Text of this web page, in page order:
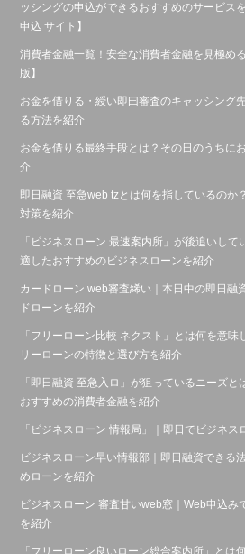
ッシングの申込ができるおすすめのサービス
申込 サイト】
消費者金融一覧！安全な消費者金融を見極め
版】
お金を借りる・綬い即曰審査のキャッシング
る方法を紹介
お金を借りる最終手段とは？その日のうちに
介
即日融資 至急web tzとは何を指しているのか
対策を紹介
「ビジネスローン 最速案内所」が後追いし
適したおすすめのビジネスローンを紹介
カードローン web審査絺い｜本日中の即日融
ドローンを紹介
「フリーローン比較 ネクスト」とは何を意
リーローンの特徴と選び方を紹介
「即日融資 至急入ロ」が狙っているニーズ
おすすめの消費者金融を紹介
「ビジネスローン 情報局」｜即日でビジネ
ビジネスローン早い情報部｜即日融資できる
めローンを紹介
ビジネスローン 審査甘いweb窓｜Web申込み
を紹介